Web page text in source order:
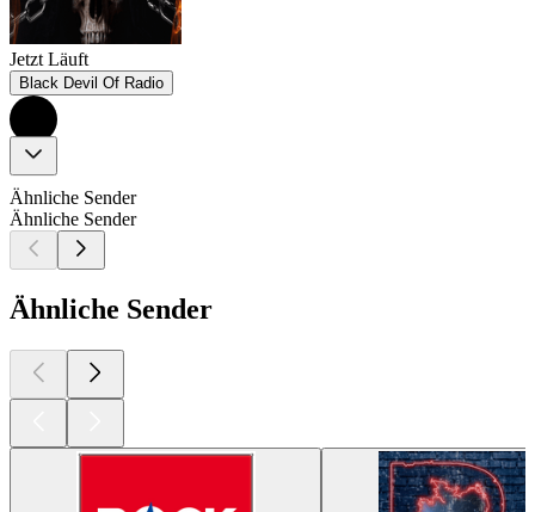
Jetzt Läuft
Black Devil Of Radio
Ähnliche Sender
Ähnliche Sender
Ähnliche Sender